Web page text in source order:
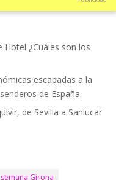
¿Cuáles son los
escapadas a la
de España
de Sevilla a Sanlucar
Girona